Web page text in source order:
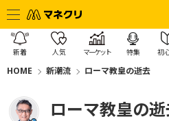
新着 人気 マーケット 特集 初
HOME 新潮流 ローマ教皇の逝去
ローマ教皇の